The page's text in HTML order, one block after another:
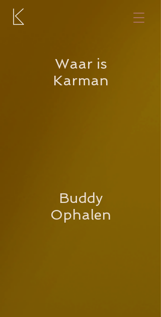
Waar is
Karman
Buddy
Ophalen